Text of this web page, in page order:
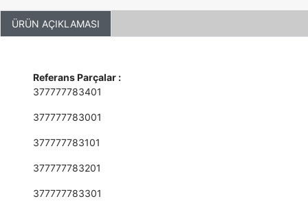
ÜRÜN AÇIKLAMASI
Referans Parçalar :
377777783401
377777783001
377777783101
377777783201
377777783301